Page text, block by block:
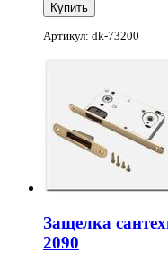
Артикул: dk-73200
Защелка
2090